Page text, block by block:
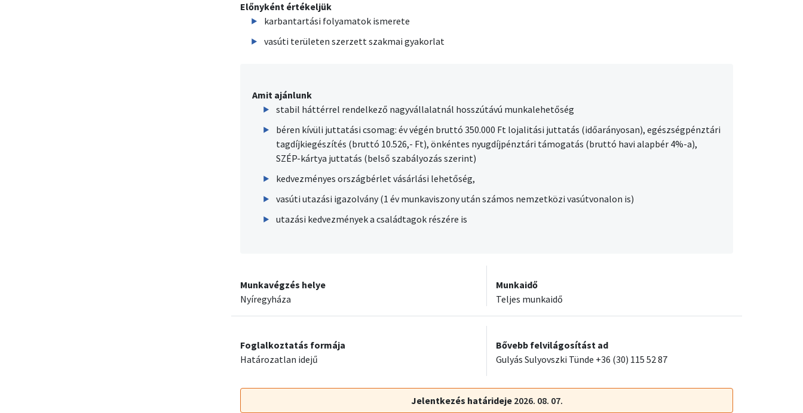
Előnyként értékeljük
karbantartási folyamatok ismerete
vasúti területen szerzett szakmai gyakorlat
Amit ajánlunk
stabil háttérrel rendelkező nagyvállalatnál hosszútávú munkalehetőség
béren kívüli juttatási csomag: év végén bruttó 350.000 Ft lojalitási juttatás (időarányosan), egészségpénztári
tagdíjkiegészítés (bruttó 10.526,- Ft), önkéntes nyugdíjpénztári támogatás (bruttó havi alapbér 4%-a),
SZÉP-kártya juttatás (belső szabályozás szerint)
kedvezményes országbérlet vásárlási lehetőség,
vasúti utazási igazolvány (1 év munkaviszony után számos nemzetközi vasútvonalon is)
utazási kedvezmények a családtagok részére is
Munkavégzés helye
Nyíregyháza
Munkaidő
Teljes munkaidő
Foglalkoztatás formája
Határozatlan idejű
Bővebb felvilágosítást ad
Gulyás Sulyovszki Tünde +36 (30) 115 52 87
Jelentkezés határideje 2026. 08. 07.